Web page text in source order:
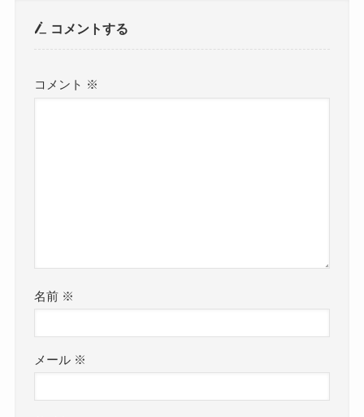
コメントする
コメント ※
名前 ※
メール ※